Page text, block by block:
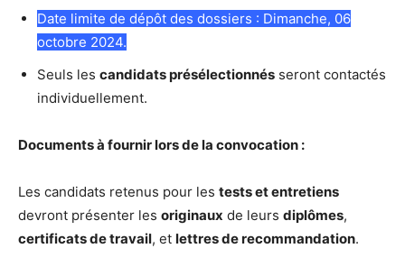
Date limite de dépôt des dossiers : Dimanche, 06
octobre 2024.
Seuls les candidats présélectionnés seront contactés
individuellement.
Documents à fournir lors de la convocation :
Les candidats retenus pour les tests et entretiens
devront présenter les originaux de leurs diplômes,
certificats de travail, et lettres de recommandation.